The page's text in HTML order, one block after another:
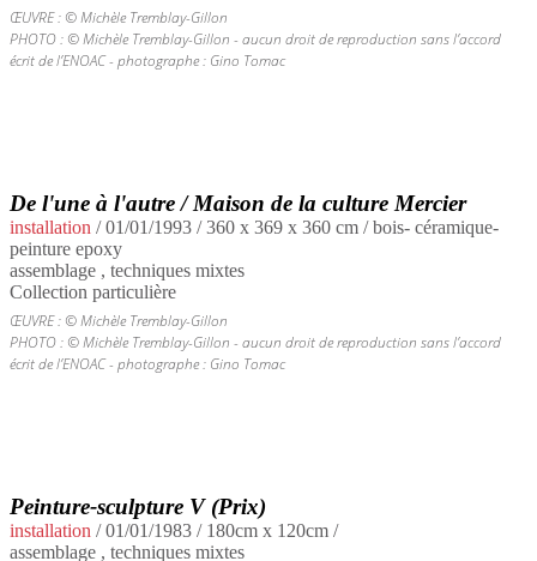
ŒUVRE : © Michèle Tremblay-Gillon
PHOTO : © Michèle Tremblay-Gillon - aucun droit de reproduction sans l’accord
écrit de l’ENOAC - photographe : Gino Tomac
De l'une à l'autre / Maison de la culture Mercier
installation /01/01/1993 / 360 x 369 x 360 cm / bois- céramique-
peinture epoxy
assemblage , techniques mixtes
Collection particulière
ŒUVRE : © Michèle Tremblay-Gillon
PHOTO : © Michèle Tremblay-Gillon - aucun droit de reproduction sans l’accord
écrit de l’ENOAC - photographe : Gino Tomac
Peinture-sculpture V (Prix)
installation /01/01/1983 / 180cm x 120cm /
assemblage , techniques mixtes